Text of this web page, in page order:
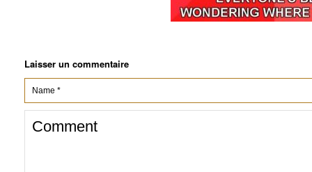
Laisser un commentaire